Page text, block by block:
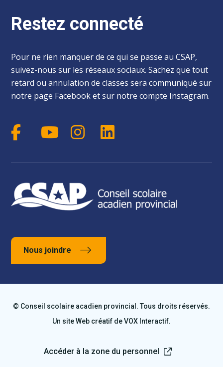
Restez connecté
Pour ne rien manquer de ce qui se passe au CSAP,
suivez-nous sur les réseaux sociaux. Sachez que tout
retard ou annulation de classes sera communiqué sur
notre page Facebook et sur notre compte Instagram.
Nous joindre
© Conseil scolaire acadien provincial. Tous droits réservés.
Un site Web créatif deVOX Interactif.
Accéder à la zone du personnel